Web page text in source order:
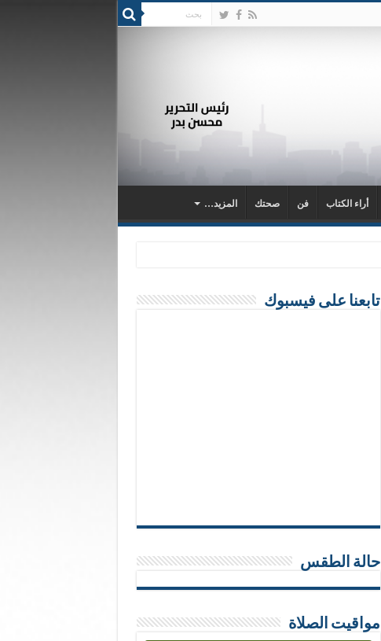
أراء الكتاب فن صحتك المزيد…
تابعنا على فيسبوك
حالة الطقس
مواقيت الصلاة